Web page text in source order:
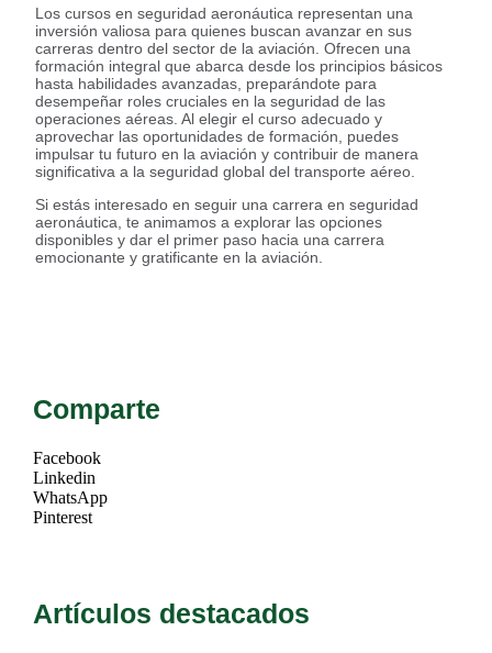
Los cursos en seguridad aeronáutica representan una
inversión valiosa para quienes buscan avanzar en sus
carreras dentro del sector de la aviación. Ofrecen una
formación integral que abarca desde los principios básicos
hasta habilidades avanzadas, preparándote para
desempeñar roles cruciales en la seguridad de las
operaciones aéreas. Al elegir el curso adecuado y
aprovechar las oportunidades de formación, puedes
impulsar tu futuro en la aviación y contribuir de manera
significativa a la seguridad global del transporte aéreo.
Si estás interesado en seguir una carrera en seguridad
aeronáutica, te animamos a explorar las opciones
disponibles y dar el primer paso hacia una carrera
emocionante y gratificante en la aviación.
Comparte
Facebook
Linkedin
WhatsApp
Pinterest
Artículos destacados